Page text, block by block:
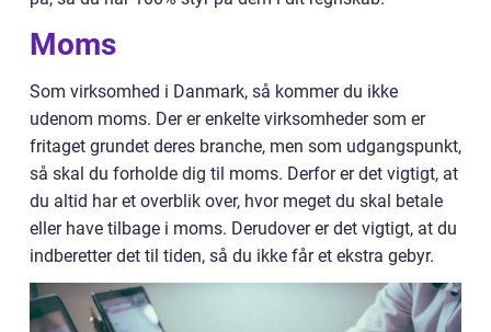
Moms
Som virksomhed i Danmark, så kommer du ikke
udenom moms. Der er enkelte virksomheder som er
fritaget grundet deres branche, men som udgangspunkt,
så skal du forholde dig til moms. Derfor er det vigtigt, at
du altid har et overblik over, hvor meget du skal betale
eller have tilbage i moms. Derudover er det vigtigt, at du
indberetter det til tiden, så du ikke får et ekstra gebyr.